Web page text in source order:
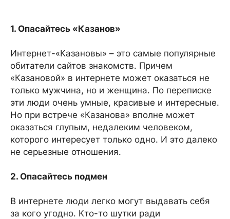
1. Опасайтесь «Казанов»
Интернет-«Казановы» – это самые популярные
обитатели сайтов знакомств. Причем
«Казановой» в интернете может оказаться не
только мужчина, но и женщина. По переписке
эти люди очень умные, красивые и интересные.
Но при встрече «Казанова» вполне может
оказаться глупым, недалеким человеком,
которого интересует только одно. И это далеко
не серьезные отношения.
2. Опасайтесь подмен
В интернете люди легко могут выдавать себя
за кого угодно. Кто-то шутки ради